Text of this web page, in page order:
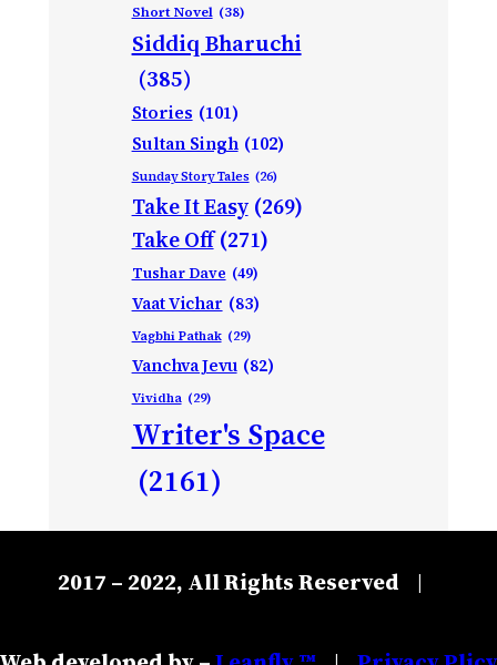
Short Novel (38)
Siddiq Bharuchi
(385)
Stories (101)
Sultan Singh (102)
Sunday Story Tales (26)
Take It Easy (269)
Take Off (271)
Tushar Dave (49)
Vaat Vichar (83)
Vagbhi Pathak (29)
Vanchva Jevu (82)
Vividha (29)
Writer's Space
(2161)
2017 – 2022, All Rights Reserved |